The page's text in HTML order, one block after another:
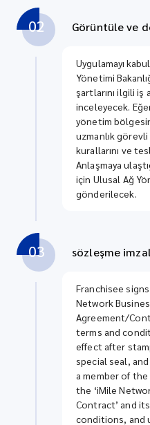
02 Görüntüle ve
Uygulamayı
Yönetimi
şartlarını ilgili iş
inceleyecek.
yönetim
uzmanlık görevli
kurallarını ve
Anlaşmaya
için Ulusal Ağ
gönderilecek.
03 sözleşme
Franchisee
Network
Agreement/
terms and
effect after
special seal,
a member of
the ‘iMile
Contract’ and
conditions, and